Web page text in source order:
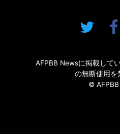
AFPBB Newsに掲載して
の無断使用を
©